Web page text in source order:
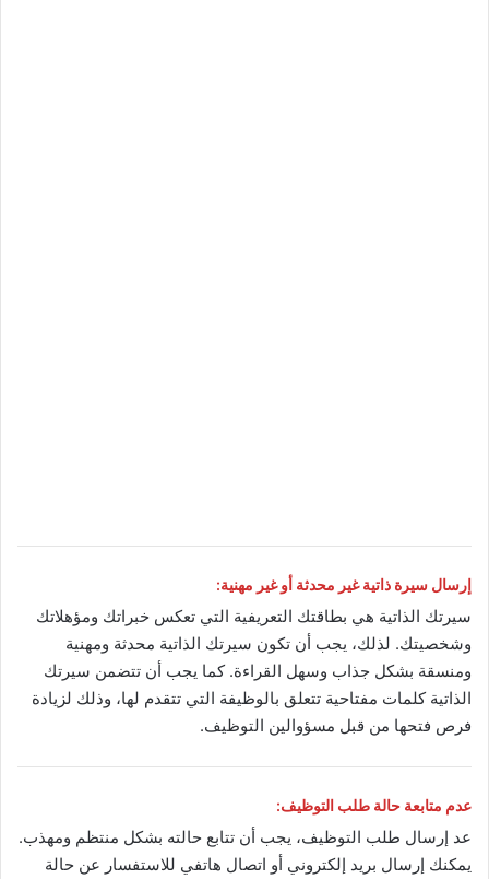
إرسال سيرة ذاتية غير محدثة أو غير مهنية:
سيرتك الذاتية هي بطاقتك التعريفية التي تعكس خبراتك ومؤهلاتك
وشخصيتك. لذلك، يجب أن تكون سيرتك الذاتية محدثة ومهنية
ومنسقة بشكل جذاب وسهل القراءة. كما يجب أن تتضمن سيرتك
الذاتية كلمات مفتاحية تتعلق بالوظيفة التي تتقدم لها، وذلك لزيادة
فرص فتحها من قبل مسؤوالين التوظيف.
عدم متابعة حالة طلب التوظيف:
عد إرسال طلب التوظيف، يجب أن تتابع حالته بشكل منتظم ومهذب.
يمكنك إرسال بريد إلكتروني أو اتصال هاتفي للاستفسار عن حالة